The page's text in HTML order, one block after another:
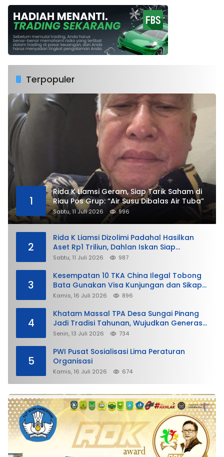
Terpopuler
1
Rida K Liamsi Geram, Siap Tarik Saham di
Riau Pos Grup: “Air Susu Dibalas Air Tuba”
Sabtu, 11 Juli 2026 996
2
Rida K Liamsi Dizolimi Padahal Hasilkan
Aset Rp1 Triliun, Dahlan Iskan Siap
Membela
Sabtu, 11 Juli 2026 987
3
Kesempatan 10 TKA China Ilegal Tobong
Bata Gunakan Visa Kunjungan dan Sikap
Lunak Ditjen Imigrasi Kepri?
Kamis, 16 Juli 2026 896
4
Khatam Massal TPA Desa Sungai Pinang
Jadi Tradisi Tahunan, Wujudkan Generasi
Qurani
Senin, 13 Juli 2026 734
5
PWI Pusat Sosialisasi Lima Peraturan
Organisasi
Kamis, 16 Juli 2026 674